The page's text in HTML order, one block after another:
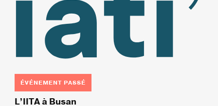
ÉVÉNEMENT PASSÉ
L’IITA à Busan